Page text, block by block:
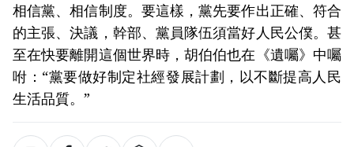
相信黨、相信制度。要這樣，黨先要作出正確、符合
的主張、決議，幹部、黨員隊伍須當好人民公僕。甚
至在快要離開這個世界時，胡伯伯也在《遺囑》中囑
咐：“黨要做好制定社經發展計劃，以不斷提高人民
生活品質。”